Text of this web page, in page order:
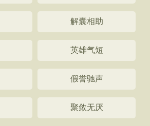
解囊相助
英雄气短
假誉驰声
聚敛无厌